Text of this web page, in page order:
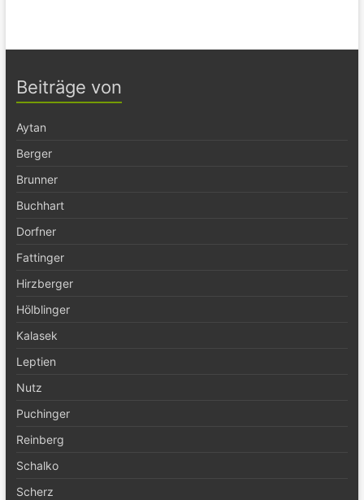
Beiträge von
Aytan
Berger
Brunner
Buchhart
Dorfner
Fattinger
Hirzberger
Hölblinger
Kalasek
Leptien
Nutz
Puchinger
Reinberg
Schalko
Scherz